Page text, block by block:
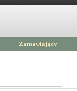
Zamawiający